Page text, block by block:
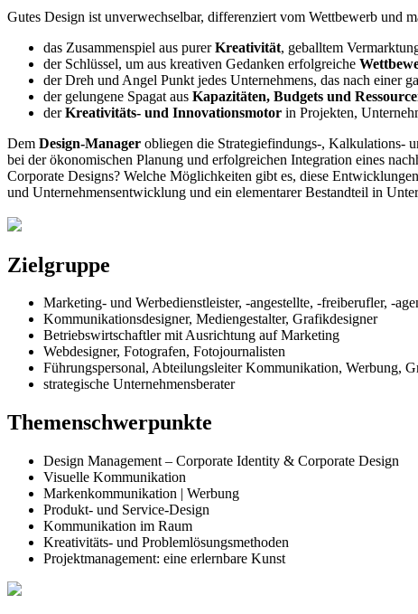
Gutes Design ist unverwechselbar, differenziert vom Wettbewerb und
das Zusammenspiel aus purerKreativität, geballtem
der Schlüssel, um aus kreativen Gedanken erfolgreiche
der Dreh und Angel Punkt jedes Unternehmens, das nach einer
der gelungene Spagat aus Kapazitäten, Budgets und
derKreativitäts- und Innovationsmotor in Projekten,
Dem Design-Manager obliegen die Strategiefindungs-, Kalkulations-
bei der ökonomischen Planung und erfolgreichen Integration eines
Corporate Designs? Welche Möglichkeiten gibt es, diese
und Unternehmensentwicklung und ein elementarer Bestandteil in
Zielgruppe
Marketing- und Werbedienstleister, -angestellte, -freiberufler, -
Kommunikationsdesigner, Mediengestalter, Grafikdesigner
Betriebswirtschaftler mit Ausrichtung auf Marketing
Webdesigner, Fotografen, Fotojournalisten
Führungspersonal, Abteilungsleiter Kommunikation, Werbung,
strategische Unternehmensberater
Themenschwerpunkte
Design Management – Corporate Identity & Corporate Design
Visuelle Kommunikation
Markenkommunikation | Werbung
Produkt- und Service-Design
Kommunikation im Raum
Kreativitäts- und Problemlösungsmethoden
Projektmanagement: eine erlernbare Kunst